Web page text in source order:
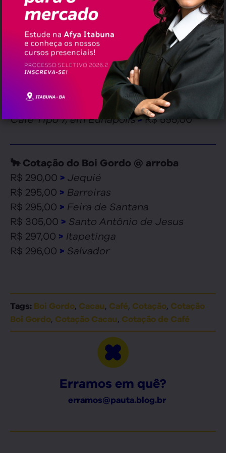
🍫 Cotação do Cacau
Ilhéus>R$ 208,00 (comum >@
arroba)
Nova York >R$ 2.533,50 (futuro >tonelada)
☕ Cotação do Café Conillon (60 kg)
Café Tipo 7/8, em Eunápolis>R$ 590,00
Café Tipo 7, em Eunápolis >R$ 595,00
🐂 Cotação do Boi Gordo @ arroba
R$ 290,00 > Jequié
R$ 295,00 > Barreiras
R$ 295,00 > Feira de Santana
R$ 305,00 > Santo Antônio de Jesus
R$ 297,00 > Itapetinga
R$ 296,00 > Salvador
Tags: Boi Gordo, Cacau, Café, Cotação, Cotação
Boi Gordo, Cotação Cacau, Cotação de Café
Erramos em quê?
erramos@pauta.blog.br